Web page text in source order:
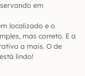
em
localizado e o
mas correto. E a
a mais. O de
lindo!